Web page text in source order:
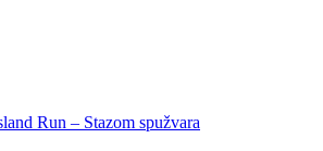
Run – Stazom spužvara